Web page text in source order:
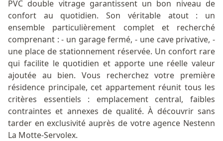
PVC double vitrage garantissent un bon niveau de
confort au quotidien. Son véritable atout : un
ensemble particulièrement complet et recherché
comprenant : - un garage fermé, - une cave privative, -
une place de stationnement réservée. Un confort rare
qui facilite le quotidien et apporte une réelle valeur
ajoutée au bien. Vous recherchez votre première
résidence principale, cet appartement réunit tous les
critères essentiels : emplacement central, faibles
contraintes et annexes de qualité. À découvrir sans
tarder en exclusivité auprès de votre agence Nestenn
La Motte-Servolex.